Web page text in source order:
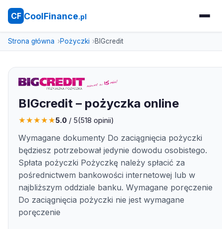
CF CoolFinance.pl
Strona główna Pożyczki BIGcredit
BIGcredit – pożyczka online
★★★★★5.0 / 5(518 opinii)
Wymagane dokumenty Do zaciągnięcia pożyczki
będziesz potrzebował jedynie dowodu osobistego.
Spłata pożyczki Pożyczkę należy spłacić za
pośrednictwem bankowości internetowej lub w
najbliższym oddziale banku. Wymagane poręczenie
Do zaciągnięcia pożyczki nie jest wymagane
poręczenie